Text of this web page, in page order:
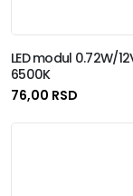
LED modul 0.72W/
6500K
76,00 RSD